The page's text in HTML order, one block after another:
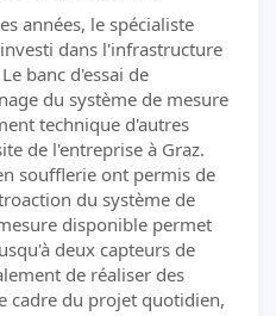
années, le spécialiste
dans l'infrastructure
banc d'essai de
du système de mesure
technique d'autres
de l'entreprise à Graz.
soufflerie ont permis de
du système de
disponible permet
deux capteurs de
de réaliser des
cadre du projet quotidien,